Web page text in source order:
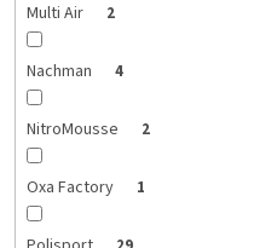
Multi Air 2
Nachman 4
NitroMousse 2
Oxa Factory 1